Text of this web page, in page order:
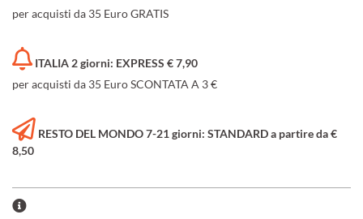
per acquisti da 35 Euro GRATIS
ITALIA 2 giorni: EXPRESS € 7,90
per acquisti da 35 Euro SCONTATA A 3 €
RESTO DEL MONDO 7-21 giorni: STANDARD a partire da €
8,50